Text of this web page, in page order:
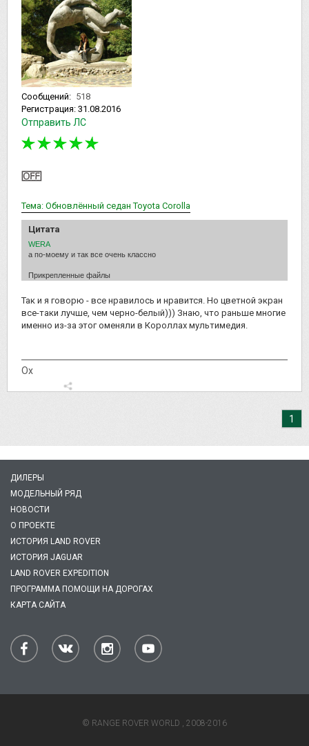
Сообщений: 518
Регистрация: 31.08.2016
Отправить ЛС
Тема: Обновлённый седан Toyota Corolla
Цитата
WERA
а по-моему и так все очень классно
Прикрепленные файлы
Так и я говорю - все нравилось и нравится. Но цветной экран
все-таки лучше, чем черно-белый))) Знаю, что раньше многие
именно из-за этог оменяли в Короллах мультимедия.
Ох
1
ДИЛЕРЫ
МОДЕЛЬНЫЙ РЯД
НОВОСТИ
О ПРОЕКТЕ
ИСТОРИЯ LAND ROVER
ИСТОРИЯ JAGUAR
LAND ROVER EXPEDITION
ПРОГРАММА ПОМОЩИ НА ДОРОГАХ
КАРТА САЙТА
© RANGE ROVER WORLD , 2008-2016